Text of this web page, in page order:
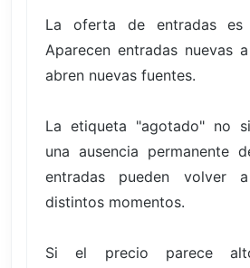
La oferta de entradas es
Aparecen entradas nuevas
abren nuevas fuentes.
La etiqueta "agotado" no
una ausencia permanente
entradas pueden volver
distintos momentos.
Si el precio parece